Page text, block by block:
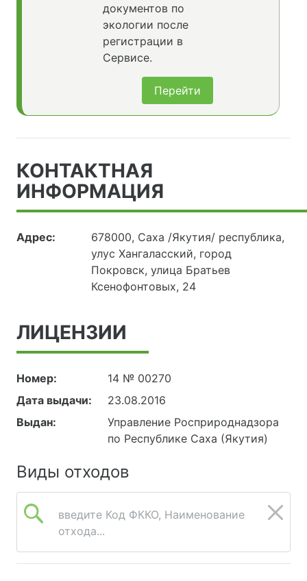
документов по
экологии после
регистрации в
Сервисе.
Перейти
КОНТАКТНАЯ
ИНФОРМАЦИЯ
Адрес:
678000, Саха /Якутия/ республика,
улус Хангаласский, город
Покровск, улица Братьев
Ксенофонтовых, 24
ЛИЦЕНЗИИ
Номер:
14 № 00270
Дата выдачи:
23.08.2016
Выдан:
Управление Росприроднадзора
по Республике Саха (Якутия)
Виды отходов
введите Код ФККО, Наименование
отхода...